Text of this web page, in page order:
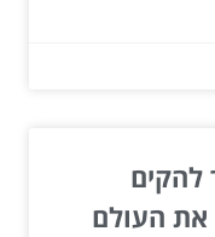
להקים
את העולם